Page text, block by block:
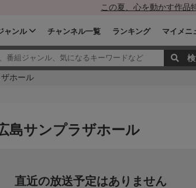
この夏、心を動かす作品
ャンル チャンネル一覧 ランキング マイメニ
ホール
島サンプラザホール
直近の放送予定はありません